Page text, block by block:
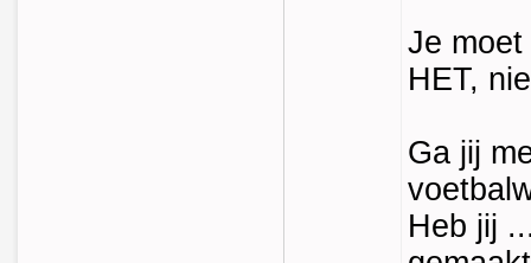
Je
HET,
Ga jij
Heb jij